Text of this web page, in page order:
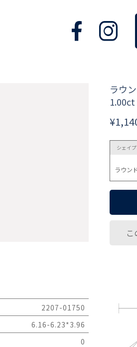
ラウ
1.00ct
シェイプ
ラウン
2207-01750
6.16-6.23*3.96
0